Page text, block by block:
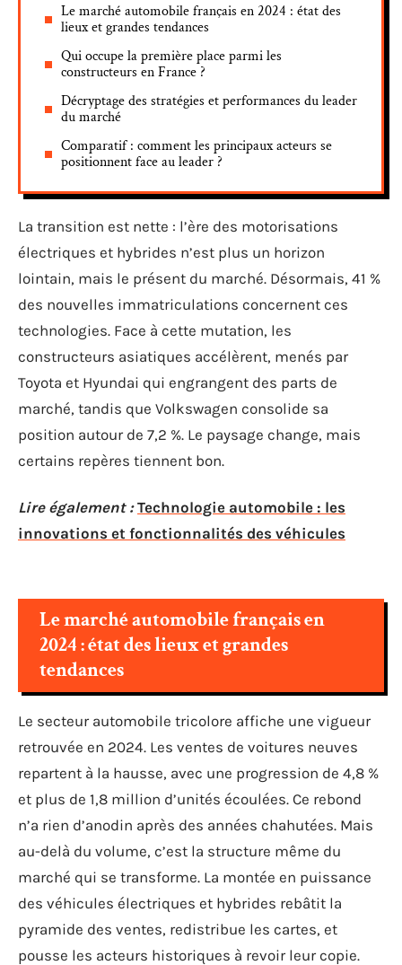
Le marché automobile français en 2024 : état des
lieux et grandes tendances
Qui occupe la première place parmi les
constructeurs en France ?
Décryptage des stratégies et performances du leader
du marché
Comparatif : comment les principaux acteurs se
positionnent face au leader ?
La transition est nette : l’ère des motorisations
électriques et hybrides n’est plus un horizon
lointain, mais le présent du marché. Désormais, 41 %
des nouvelles immatriculations concernent ces
technologies. Face à cette mutation, les
constructeurs asiatiques accélèrent, menés par
Toyota et Hyundai qui engrangent des parts de
marché, tandis que Volkswagen consolide sa
position autour de 7,2 %. Le paysage change, mais
certains repères tiennent bon.
Lire également : Technologie automobile : les
innovations et fonctionnalités des véhicules
Le marché automobile français en
2024 : état des lieux et grandes
tendances
Le secteur automobile tricolore affiche une vigueur
retrouvée en 2024. Les ventes de voitures neuves
repartent à la hausse, avec une progression de 4,8 %
et plus de 1,8 million d’unités écoulées. Ce rebond
n’a rien d’anodin après des années chahutées. Mais
au-delà du volume, c’est la structure même du
marché qui se transforme. La montée en puissance
des véhicules électriques et hybrides rebâtit la
pyramide des ventes, redistribue les cartes, et
pousse les acteurs historiques à revoir leur copie.